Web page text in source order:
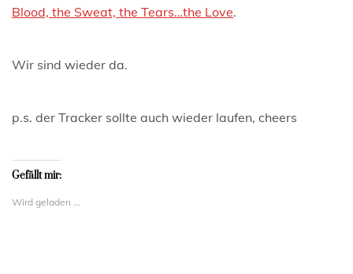
Blood, the Sweat, the Tears…the Love.
Wir sind wieder da.
p.s. der Tracker sollte auch wieder laufen, cheers
Gefällt mir:
Wird geladen …